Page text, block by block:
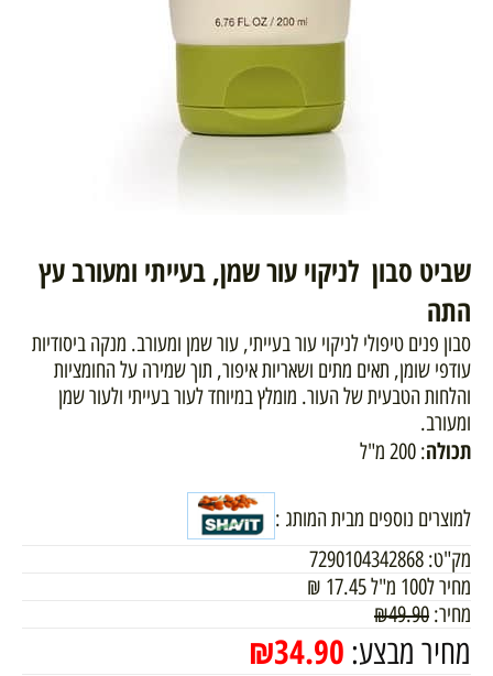
שביט סבון לניקוי עור שמן, בעייתי ומעורב עץ
התה
סבון פנים טיפולי לניקוי עור בעייתי, עור שמן ומעורב. מנקה ביסודיות
עודפי שומן, תאים מתים ושאריות איפור, תוך שמירה על החומציות
והלחות הטבעית של העור. מומלץ במיוחד לעור בעייתי ולעור שמן
ומעורב.
תכולה: 200 מ"ל
למוצרים נוספים מבית המותג :
מק"ט: 7290104342868
מחיר ל100 מ"ל
17.45
₪
מחיר:
₪49.90
מחיר מבצע: ₪34.90